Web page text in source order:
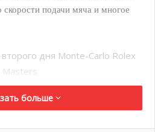
скорости подачи мяча и многое
дня Monte-Carlo Rolex
Masters
больше